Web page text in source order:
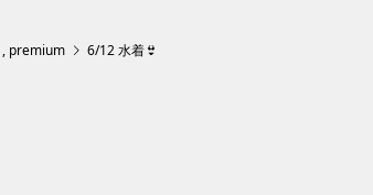
, premium 6/12 水着👙